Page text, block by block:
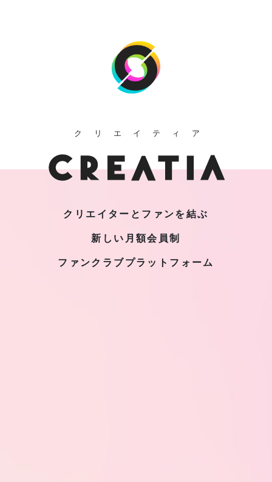
クリエイティア
クリエイターとファンを結ぶ
新しい月額会員制
ファンクラブプラットフォーム